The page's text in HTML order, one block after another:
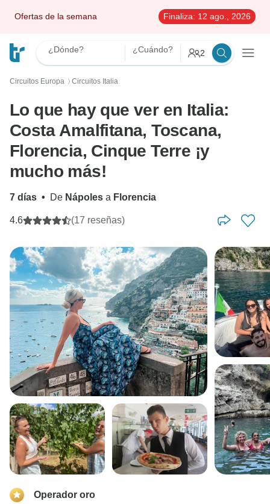
Ofertas de la semana Finaliza: 12 ago., 2026
¿Dónde? ¿Cuándo? 2
Circuitos Europa 〉 Circuitos Italia
Lo que hay que ver en Italia:
Costa Amalfitana, Toscana,
Florencia, Cinque Terre ¡y
mucho más!
7 días • De Nápoles a Florencia
4.6 (17 reseñas)
Operador oro